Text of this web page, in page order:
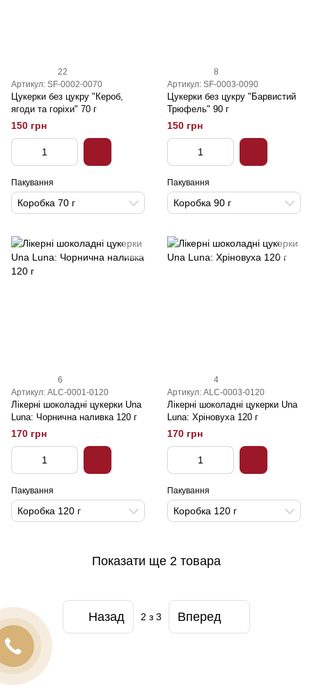
22
Артикул: SF-0002-0070
Цукерки без цукру "Кероб,
ягоди та горіхи" 70 г
150 грн
Пакування
Коробка 70 г
8
Артикул: SF-0003-0090
Цукерки без цукру "Барвистий
Трюфель" 90 г
150 грн
Пакування
Коробка 90 г
6
Артикул: ALC-0001-0120
Лікерні шоколадні цукерки Una
Luna: Чорнична наливка 120 г
170 грн
Пакування
Коробка 120 г
4
Артикул: ALC-0003-0120
Лікерні шоколадні цукерки Una
Luna: Хріновуха 120 г
170 грн
Пакування
Коробка 120 г
Показати ще 2 товара
Назад 2 з 3 Вперед